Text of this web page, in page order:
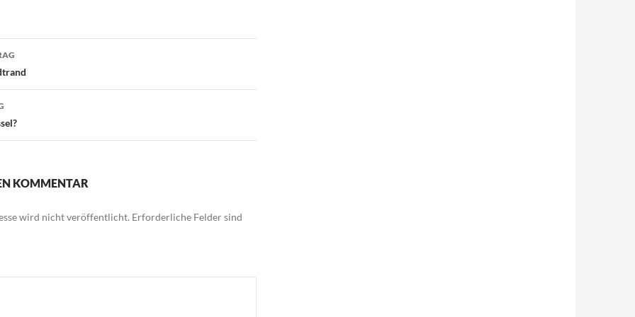
KOMMENTAR
wird nicht veröffentlicht. Erforderliche Felder sind